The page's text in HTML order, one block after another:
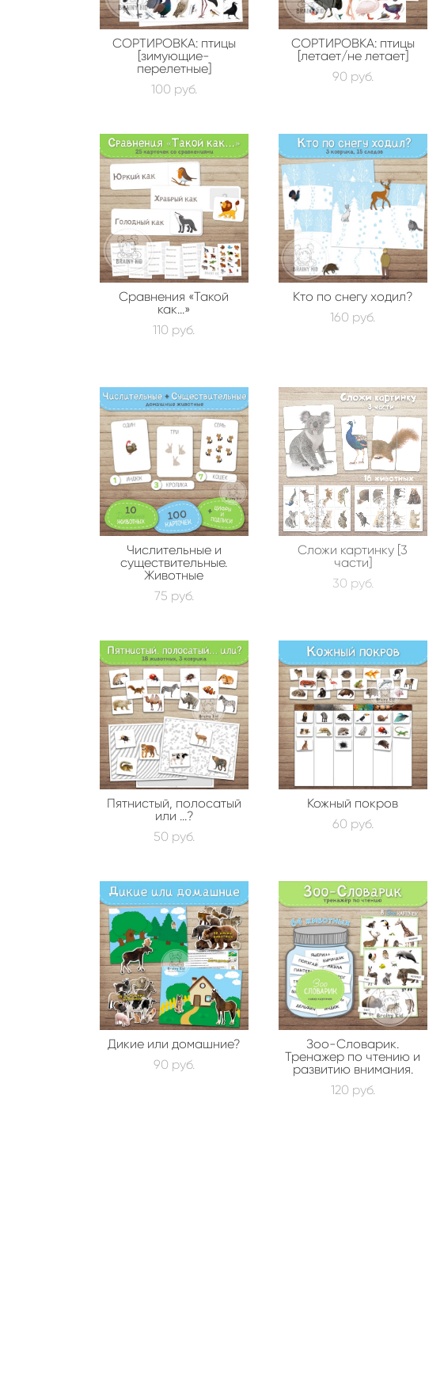
СОРТИРОВКА: птицы
[зимующие-
перелетные]
100 pуб.
СОРТИРОВКА: птицы
[летает/не летает]
90 pуб.
Сравнения «Такой
как...»
110 pуб.
Кто по снегу ходил?
160 pуб.
Числительные и
существительные.
Животные
75 pуб.
Сложи картинку [3
части]
30 pуб.
Пятнистый, полосатый
или ...?
50 pуб.
Кожный покров
60 pуб.
Дикие или домашние?
90 pуб.
Зоо-Словарик.
Тренажер по чтению и
развитию внимания.
120 pуб.